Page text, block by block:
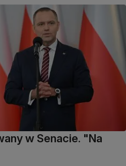
w Senacie. "Na